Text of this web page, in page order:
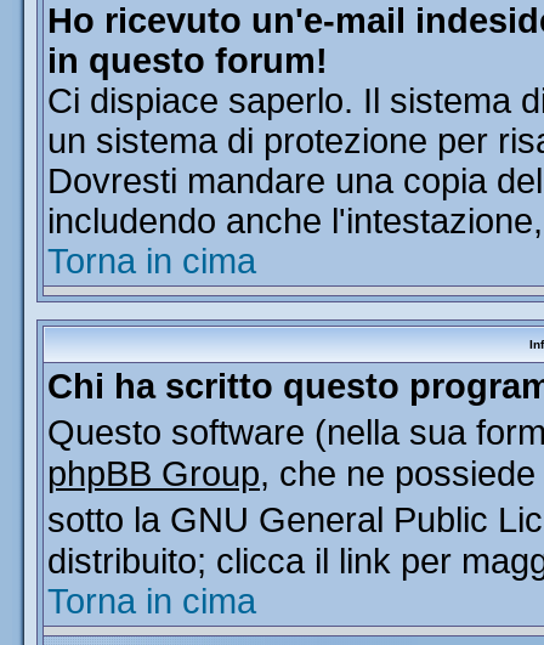
Ho ricevuto un'e-mail
in questo forum!
Ci dispiace saperlo. Il sistema
un sistema di protezione per
Dovresti mandare una copia
includendo anche
Torna in cima
Chi ha scritto questo
Questo software (nella sua
phpBB Group, che ne
sotto la GNU General Public
distribuito; clicca il link per
Torna in cima